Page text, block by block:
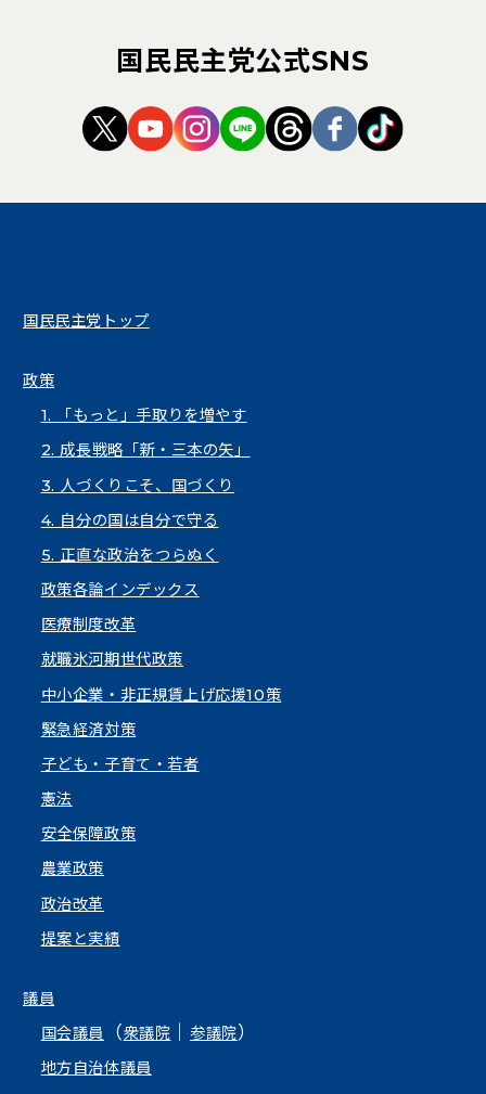
国民民主党公式SNS
（新しいタブで開く）
（新しいタブで開く）
（新しいタブで開く）
（新しいタブで開く）
（新しいタブで開
（新しいタブ
（新しい
国民民主党トップ
政策
1. 「もっと」手取りを増やす
2. 成長戦略「新・三本の矢」
3. 人づくりこそ、国づくり
4. 自分の国は自分で守る
5. 正直な政治をつらぬく
政策各論インデックス
医療制度改革
就職氷河期世代政策
中小企業・非正規賃上げ応援10策
緊急経済対策
子ども・子育て・若者
憲法
安全保障政策
農業政策
政治改革
提案と実績
議員
国会議員
（衆議院 ｜参議院）
地方自治体議員